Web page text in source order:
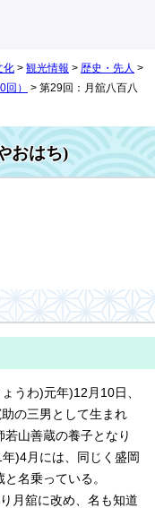
化 > 観光情報 > 歴史・先人 >
）
> 第29回：月舘八百八
おはち)
うわ)元年)12月10日、
の三男として生まれ
山善蔵の養子となり
)4月には、同じく盛岡
名乗っている。
月舘に改め、名も知道